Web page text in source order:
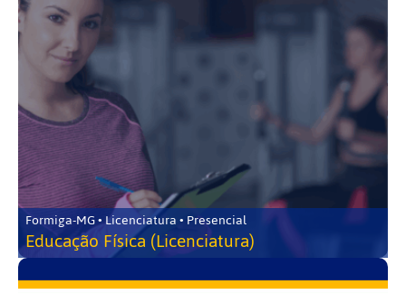
Formiga-MG • Licenciatura • Presencial
Educação Física (Licenciatura)